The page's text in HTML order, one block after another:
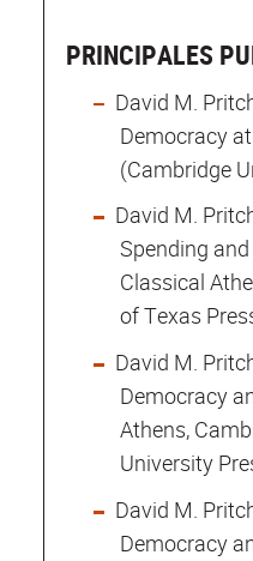
PRINCIPALES
David M.
Democracy
(Cambridge
David M.
Spending
Classical
of Texas
David M.
Democracy
Athens,
University
David M.
Democracy